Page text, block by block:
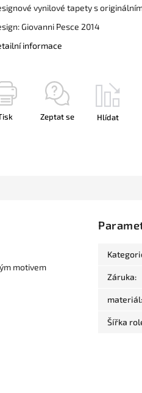
vynilové tapety s
Giovanni Pesce 2014
informace
Zeptat se Hlídat
motivem
Záruka:
materiál:
Šířka